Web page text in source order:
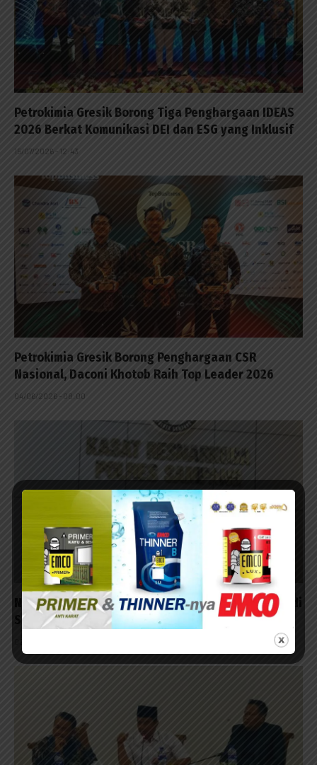
Petrokimia Gresik Borong Tiga Penghargaan IDEAS
2026 Berkat Komunikasi DEI dan ESG yang Inklusif
15/07/2026 - 12:43
Petrokimia Gresik Borong Penghargaan CSR
Nasional, Daconi Khotob Raih Top Leader 2026
04/06/2026 - 08:00
Niat Beri Tumpangan Teman ke Surabaya, Pasutri di
Sampang Malah Ikut Diangkut Polisi